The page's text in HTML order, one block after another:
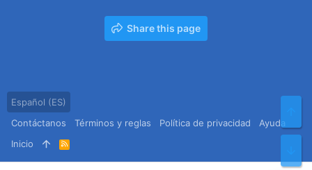
Share this page
Español (ES)
Contáctanos
Términos y reglas Política de privacidad
Ayuda
Inicio
R
S
S